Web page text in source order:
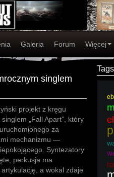
Galeria Forum Więcej
singlem
projekt z kręgu
„Fall Apart”, który
za
mechanizmu —
Syntezatory
perkusja ma
a wokal zdaje
Tags